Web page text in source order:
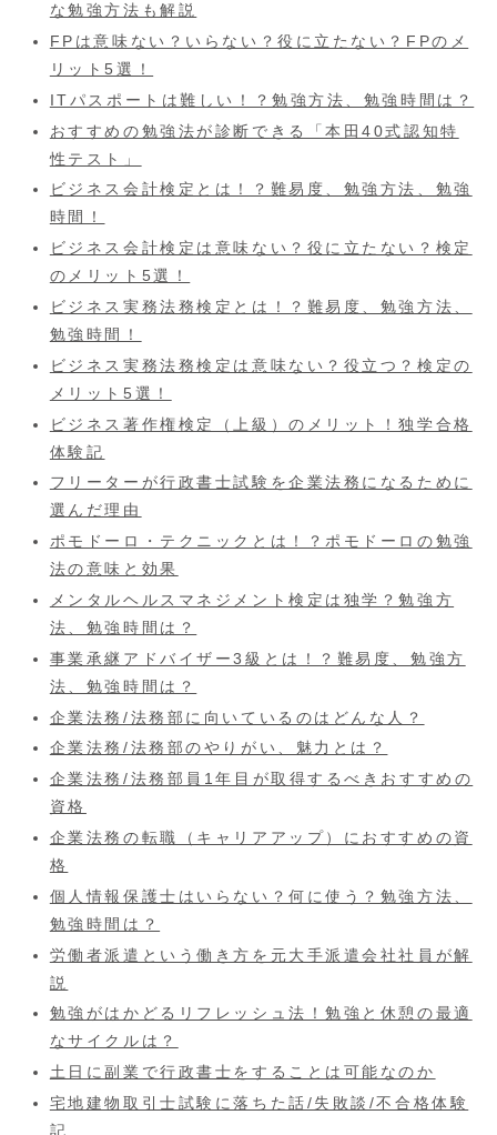
な勉強方法も解説
FPは意味ない？いらない？役に立たない？FPのメ
リット5選！
ITパスポートは難しい！？勉強方法、勉強時間は？
おすすめの勉強法が診断できる「本田40式認知特
性テスト」
ビジネス会計検定とは！？難易度、勉強方法、勉強
時間！
ビジネス会計検定は意味ない？役に立たない？検定
のメリット5選！
ビジネス実務法務検定とは！？難易度、勉強方法、
勉強時間！
ビジネス実務法務検定は意味ない？役立つ？検定の
メリット5選！
ビジネス著作権検定（上級）のメリット！独学合格
体験記
フリーターが行政書士試験を企業法務になるために
選んだ理由
ポモドーロ・テクニックとは！？ポモドーロの勉強
法の意味と効果
メンタルヘルスマネジメント検定は独学？勉強方
法、勉強時間は？
事業承継アドバイザー3級とは！？難易度、勉強方
法、勉強時間は？
企業法務/法務部に向いているのはどんな人？
企業法務/法務部のやりがい、魅力とは？
企業法務/法務部員1年目が取得するべきおすすめの
資格
企業法務の転職（キャリアアップ）におすすめの資
格
個人情報保護士はいらない？何に使う？勉強方法、
勉強時間は？
労働者派遣という働き方を元大手派遣会社社員が解
説
勉強がはかどるリフレッシュ法！勉強と休憩の最適
なサイクルは？
土日に副業で行政書士をすることは可能なのか
宅地建物取引士試験に落ちた話/失敗談/不合格体験
記